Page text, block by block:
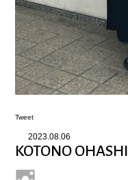
Tweet
2023.08.06
KOTONO OHASHI